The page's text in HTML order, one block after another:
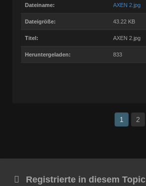
Dateiname: AXEN 2.jpg
Dateigröße: 43.22 KB
Titel: AXEN 2.jpg
Heruntergeladen: 833
1 2
Registrierte in diesem Topic